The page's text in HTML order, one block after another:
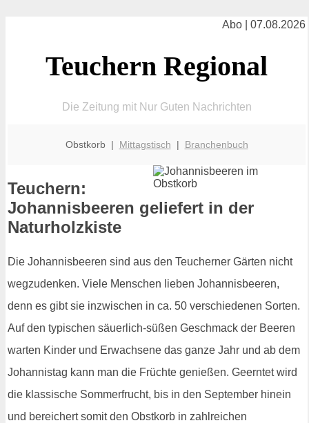
Abo | 07.08.2026
Teuchern Regional
Die Zeitung mit Nur Guten Nachrichten
Obstkorb | Mittagstisch | Branchenbuch
Teuchern:
Johannisbeeren geliefert in der
Naturholzkiste
Die Johannisbeeren sind aus den Teucherner Gärten nicht
wegzudenken. Viele Menschen lieben Johannisbeeren,
denn es gibt sie inzwischen in ca. 50 verschiedenen Sorten.
Auf den typischen säuerlich-süßen Geschmack der Beeren
warten Kinder und Erwachsene das ganze Jahr und ab dem
Johannistag kann man die Früchte genießen. Geerntet wird
die klassische Sommerfrucht, bis in den September hinein
und bereichert somit den Obstkorb in zahlreichen